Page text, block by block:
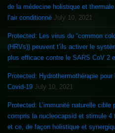
de la médecine holistique et
l’air conditionné July 10, 2021
Protected: Les virus du “common
(HRVs)) peuvent t’ils activer le
plus efficace contre le SARS CoV 2
Protected: Hydrothermothérapie
Covid-19 July 10, 2021
Protected: L’immunité naturelle
compris la nucleocapsid et stimule 4
et ce, de façon holistique et